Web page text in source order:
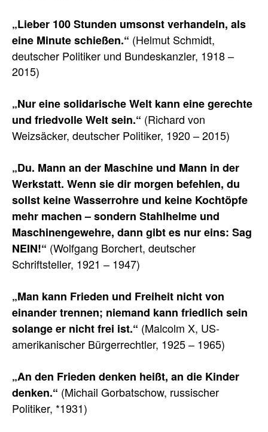
„Lieber 100 Stunden umsonst verhandeln, als
eine Minute schießen.“ (Helmut Schmidt,
deutscher Politiker und Bundeskanzler, 1918 –
2015)
„Nur eine solidarische Welt kann eine gerechte
und friedvolle Welt sein.“ (Richard von
Weizsäcker, deutscher Politiker, 1920 – 2015)
„Du. Mann an der Maschine und Mann in der
Werkstatt. Wenn sie dir morgen befehlen, du
sollst keine Wasserrohre und keine Kochtöpfe
mehr machen – sondern Stahlhelme und
Maschinengewehre, dann gibt es nur eins: Sag
NEIN!“ (Wolfgang Borchert, deutscher
Schriftsteller, 1921 – 1947)
„Man kann Frieden und Freiheit nicht von
einander trennen; niemand kann friedlich sein
solange er nicht frei ist.“ (Malcolm X, US-
amerikanischer Bürgerrechtler, 1925 – 1965)
„An den Frieden denken heißt, an die Kinder
denken.“ (Michail Gorbatschow, russischer
Politiker, *1931)